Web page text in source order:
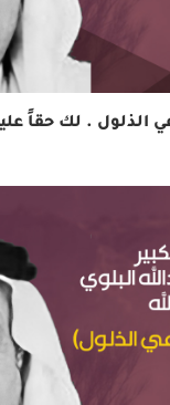
الذلول . لك حقاً